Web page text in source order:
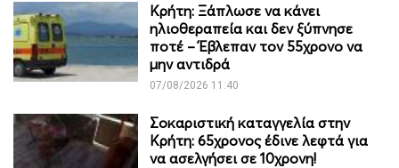
Κρήτη: Ξάπλωσε να κάνει
ηλιοθεραπεία και δεν ξύπνησε
ποτέ – Έβλεπαν τον 55χρονο να
μην αντιδρά
07/08/2026 11:40
Σοκαριστική καταγγελία στην
Κρήτη: 65χρονος έδινε λεφτά για
να ασελγήσει σε 10χρονη!